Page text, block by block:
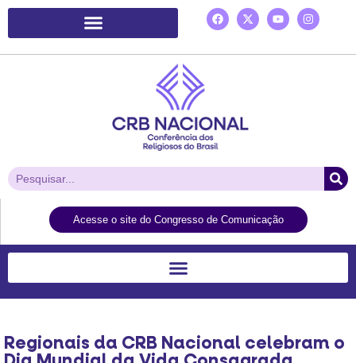
Acesse o site do Congresso de Comunicação
Regionais da CRB Nacional celebram o